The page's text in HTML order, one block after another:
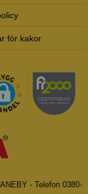
för kakor
- Telefon 0380-